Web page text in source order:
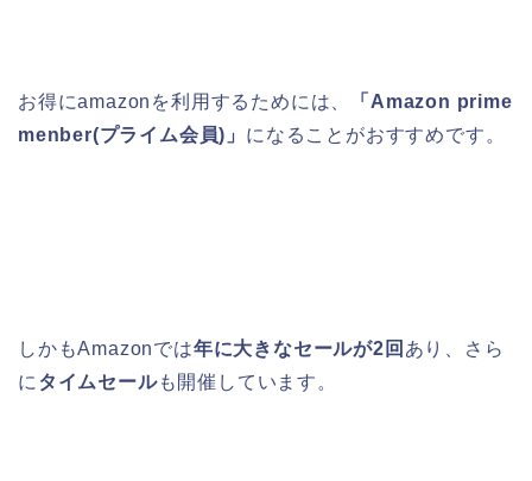
お得にamazonを利用するためには、
「Amazon prime
menber(プライム会員)」 になることがおすすめです。
しかもAmazonでは年に大きなセールが2回 あり、さら
に タイムセールも開催しています。